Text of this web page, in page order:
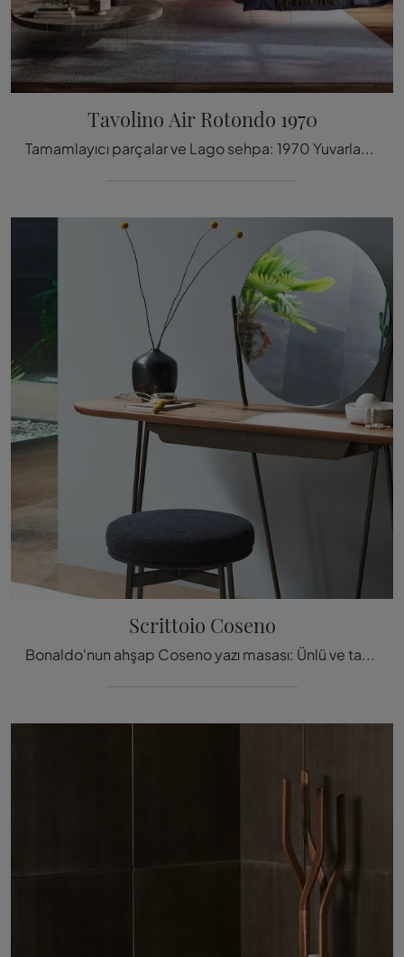
Tavolino Air Rotondo 1970
Tamamlayıcı parçalar ve Lago sehpa: 1970 Yuvarlak Hava Sehpa modeli ile modern alanlarınızı nasıl süsleyebilece
Scrittoio Coseno
Bonaldo'nun ahşap Coseno yazı masası: Ünlü ve tanınmış markanın modern ahşap komidin ve yazı masaları hakkında daha faz